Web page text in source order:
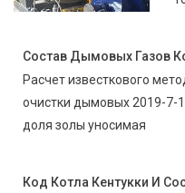
Состав Дымовых Газов
Расчет известкового
очистки дымовых 2019-7-
доля золы уносимая
Код Котла Кентукки И